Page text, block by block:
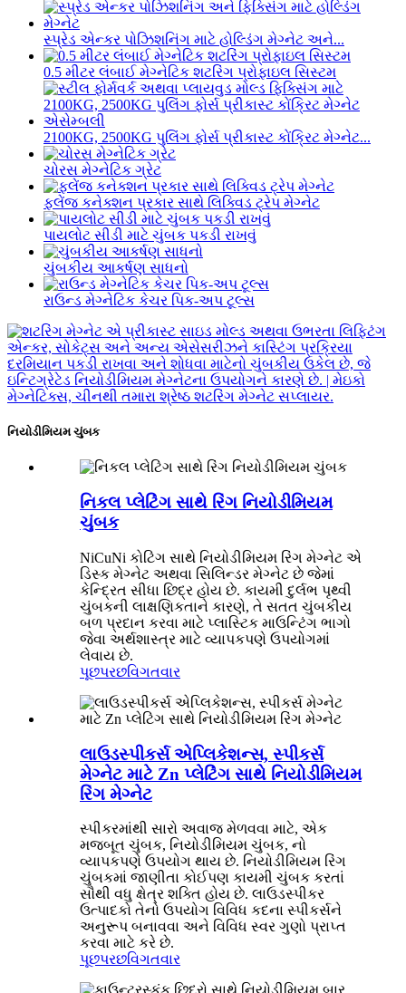
સ્પ્રેડ એન્કર પોઝિશનિંગ માટે હોલ્ડિંગ મેગ્નેટ અને...
0.5 મીટર લંબાઈ મેગ્નેટિક શટરિંગ પ્રોફાઇલ સિસ્ટમ
2100KG, 2500KG પુલિંગ ફોર્સ પ્રીકાસ્ટ કોંક્રિટ મેગ્નેટ...
ચોરસ મેગ્નેટિક ગ્રેટ
ફ્લેંજ કનેક્શન પ્રકાર સાથે લિક્વિડ ટ્રેપ મેગ્નેટ
પાયલોટ સીડી માટે ચુંબક પકડી રાખવું
ચુંબકીય આકર્ષણ સાધનો
રાઉન્ડ મેગ્નેટિક કેચર પિક-અપ ટૂલ્સ
નિયોડીમિયમ ચુંબક
નિકલ પ્લેટિંગ સાથે રિંગ નિયોડીમિયમ
ચુંબક
NiCuNi કોટિંગ સાથે નિયોડીમિયમ રિંગ મેગ્નેટ એ
ડિસ્ક મેગ્નેટ અથવા સિલિન્ડર મેગ્નેટ છે જેમાં
કેન્દ્રિત સીધા છિદ્ર હોય છે. કાયમી દુર્લભ પૃથ્વી
ચુંબકની લાક્ષણિકતાને કારણે, તે સતત ચુંબકીય
બળ પ્રદાન કરવા માટે પ્લાસ્ટિક માઉન્ટિંગ ભાગો
જેવા અર્થશાસ્ત્ર માટે વ્યાપકપણે ઉપયોગમાં
લેવાય છે.
પૂછપરછવિગતવાર
લાઉડસ્પીકર્સ એપ્લિકેશન્સ, સ્પીકર્સ
મેગ્નેટ માટે Zn પ્લેટિંગ સાથે નિયોડીમિયમ
રિંગ મેગ્નેટ
સ્પીકરમાંથી સારો અવાજ મેળવવા માટે, એક
મજબૂત ચુંબક, નિયોડીમિયમ ચુંબક, નો
વ્યાપકપણે ઉપયોગ થાય છે. નિયોડીમિયમ રિંગ
ચુંબકમાં જાણીતા કોઈપણ કાયમી ચુંબક કરતાં
સૌથી વધુ ક્ષેત્ર શક્તિ હોય છે. લાઉડસ્પીકર
ઉત્પાદકો તેનો ઉપયોગ વિવિધ કદના સ્પીકર્સને
અનુરૂપ બનાવવા અને વિવિધ સ્વર ગુણો પ્રાપ્ત
કરવા માટે કરે છે.
પૂછપરછવિગતવાર